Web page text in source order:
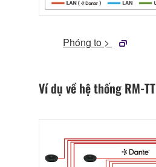
Phóng to >
Ví dụ về hệ thống RM-TT